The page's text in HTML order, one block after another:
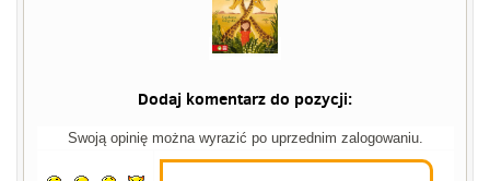
Dodaj komentarz do pozycji:
Swoją opinię można wyrazić po uprzednim zalogowaniu.